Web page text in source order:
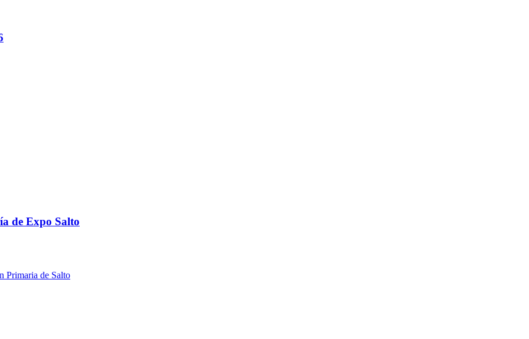
de Expo Salto
Primaria de Salto